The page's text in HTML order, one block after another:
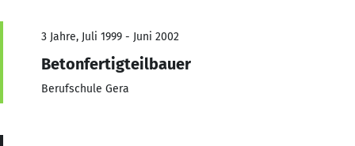
3 Jahre, Juli 1999 - Juni 2002
Betonfertigteilbauer
Berufschule Gera